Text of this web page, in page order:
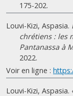
175-202.
Louvi-Kizi, Aspasia.
chrétiens : les
Pantanassa à
2022.
Voir en ligne :
Louvi-Kizi,